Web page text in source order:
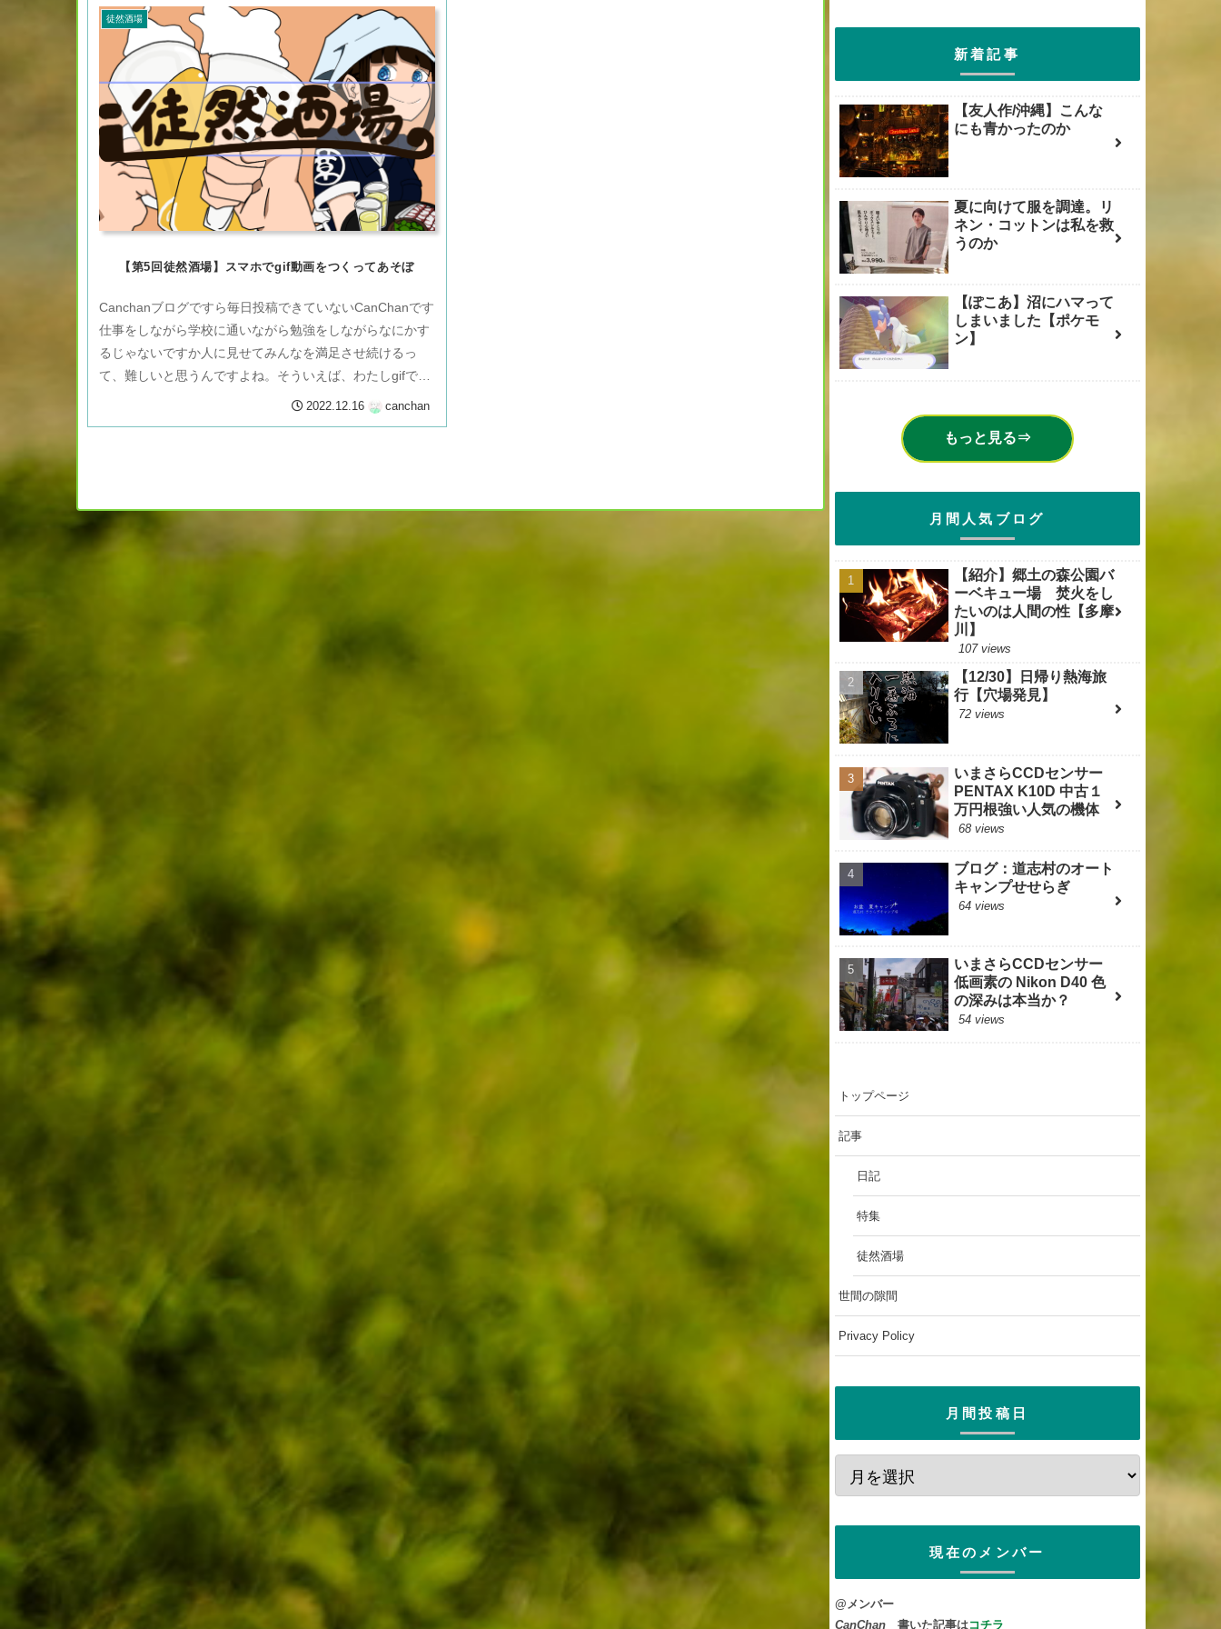
徒然酒場
【第5回徒然酒場】スマホでgif動画をつくってあそぼ
Canchanブログですら毎日投稿できていないCanChanです
仕事をしながら学校に通いながら勉強をしながらなにかす
るじゃないですか人に見せてみんなを満足させ続けるっ
て、難しいと思うんですよね。そういえば、わたしgifでハ
2022.12.16 canchan
新着記事
【友人作/沖縄】こんな
にも青かったのか
夏に向けて服を調達。リ
ネン・コットンは私を救
うのか
【ぽこあ】沼にハマって
しまいました【ポケモ
ン】
もっと見る⇒
月間人気ブログ
【紹介】郷土の森公園バ
ーベキュー場 焚火をし
たいのは人間の性【多摩
川】
107 views
【12/30】日帰り熱海旅
行【穴場発見】
72 views
いまさらCCDセンサー
PENTAX K10D 中古１
万円根強い人気の機体
68 views
ブログ：道志村のオート
キャンプせせらぎ
64 views
いまさらCCDセンサー
低画素の Nikon D40 色
の深みは本当か？
54 views
トップページ
記事
日記
特集
徒然酒場
世間の隙間
Privacy Policy
月間投稿日
現在のメンバー
@メンバー
CanChan 書いた記事はコチラ